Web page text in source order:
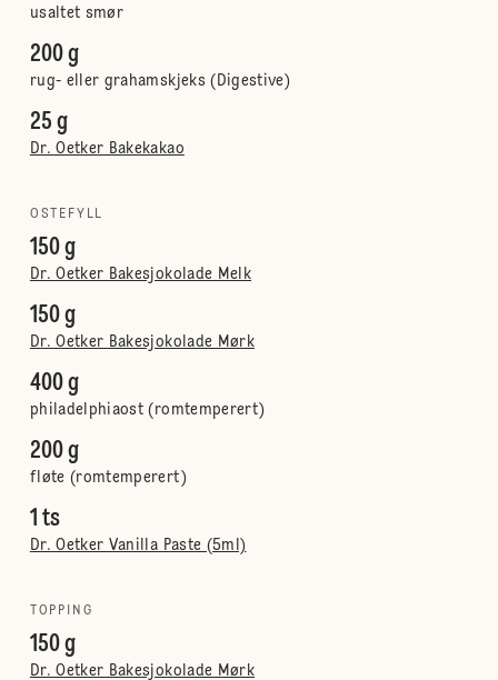
usaltet smør
200 g
rug- eller grahamskjeks (Digestive)
25 g
Dr. Oetker Bakekakao
OSTEFYLL
150 g
Dr. Oetker Bakesjokolade Melk
150 g
Dr. Oetker Bakesjokolade Mørk
400 g
philadelphiaost (romtemperert)
200 g
fløte (romtemperert)
1 ts
Dr. Oetker Vanilla Paste (5ml)
TOPPING
150 g
Dr. Oetker Bakesjokolade Mørk